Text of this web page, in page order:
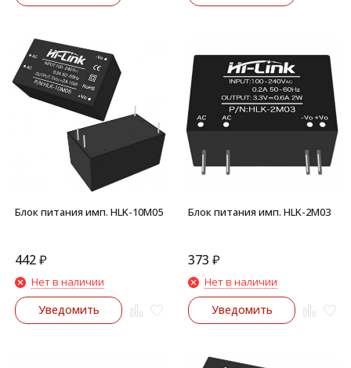
Блок питания имп. HLK-10M05
442₽
Нет в наличии
Уведомить
Блок питания имп. HLK-2M03
373 ₽
Нет в наличии
Уведомить